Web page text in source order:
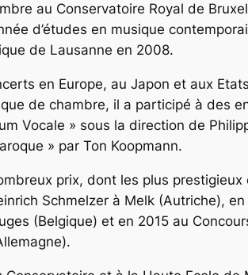
au Conservatoire Royal de
d’études en musique
de Lausanne en 2008.
en Europe, au Japon et aux
de chambre, il a participé à des
Vocale » sous la direction de
» par Ton Koopmann.
prix, dont les plus prestigieux
Schmelzer à Melk (Autriche),
(Belgique) et en 2015 au